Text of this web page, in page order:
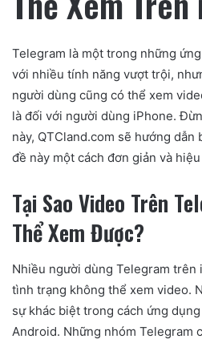
Telegram là một trong những
với nhiều tính năng vượt trội,
người dùng cũng có thể xem
là đối với người dùng iPhone.
này, QTCland.com sẽ hướng dẫn
đề này một cách đơn giản và hiệu
Tại Sao Video Trên
Thể Xem Được?
Nhiều người dùng Telegram trên
tình trạng không thể xem video.
sự khác biệt trong cách ứng
Android. Những nhóm Telegram